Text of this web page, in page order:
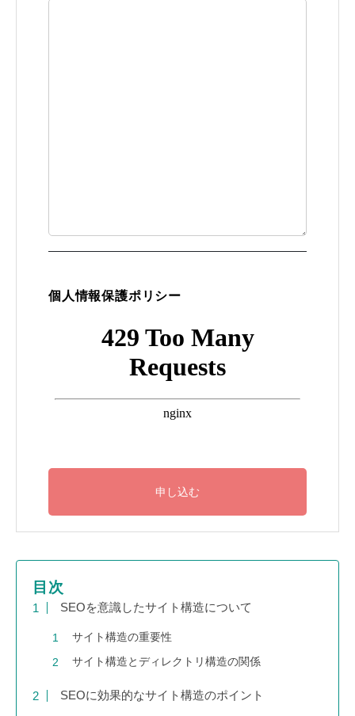
個人情報保護ポリシー
目次
SEOを意識したサイト構造について
サイト構造の重要性
サイト構造とディレクトリ構造の関係
SEOに効果的なサイト構造のポイント